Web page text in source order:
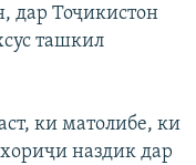
дар Тоҷикистон
ташкил
ки матолибе, ки
наздик дар